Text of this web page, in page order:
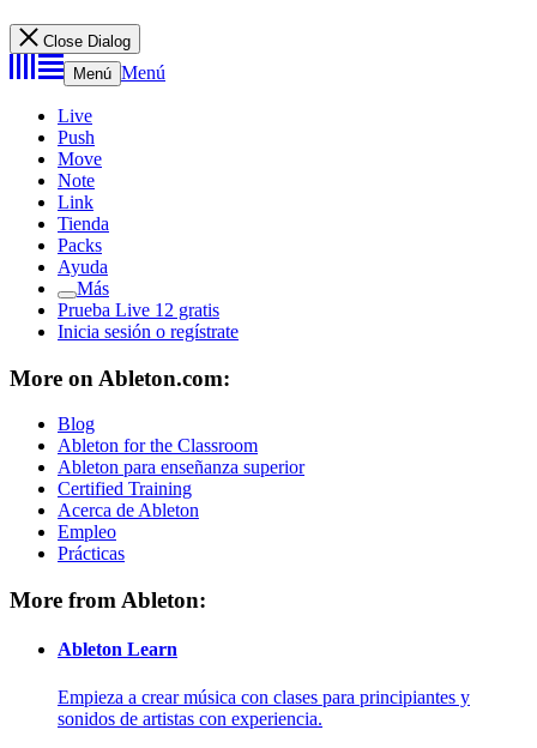
Close Dialog
Menú Menú
Live
Push
Move
Note
Link
Tienda
Packs
Ayuda
Más
Prueba Live 12 gratis
Inicia sesión o regístrate
More on Ableton.com:
Blog
Ableton for the Classroom
Ableton para enseñanza superior
Certified Training
Acerca de Ableton
Empleo
Prácticas
More from Ableton:
Ableton Learn
Empieza a crear música con clases para principiantes y
sonidos de artistas con experiencia.